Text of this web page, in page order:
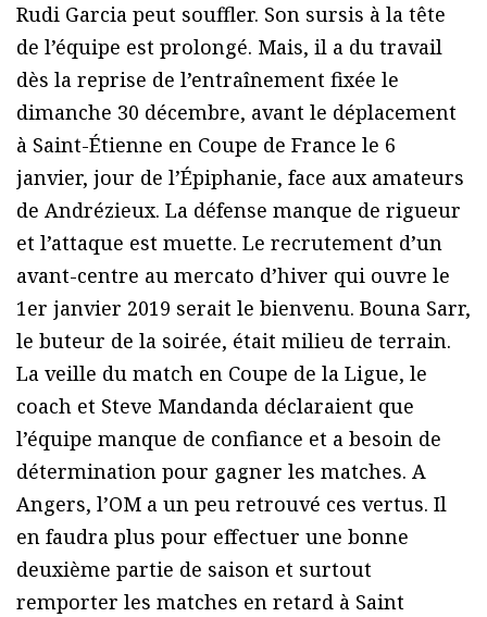
Rudi Garcia peut souffler. Son sursis à la tête
de l’équipe est prolongé. Mais, il a du travail
dès la reprise de l’entraînement fixée le
dimanche 30 décembre, avant le déplacement
à Saint-Étienne en Coupe de France le 6
janvier, jour de l’Épiphanie, face aux amateurs
de Andrézieux. La défense manque de rigueur
et l’attaque est muette. Le recrutement d’un
avant-centre au mercato d’hiver qui ouvre le
1er janvier 2019 serait le bienvenu. Bouna Sarr,
le buteur de la soirée, était milieu de terrain.
La veille du match en Coupe de la Ligue, le
coach et Steve Mandanda déclaraient que
l’équipe manque de confiance et a besoin de
détermination pour gagner les matches. A
Angers, l’OM a un peu retrouvé ces vertus. Il
en faudra plus pour effectuer une bonne
deuxième partie de saison et surtout
remporter les matches en retard à Saint